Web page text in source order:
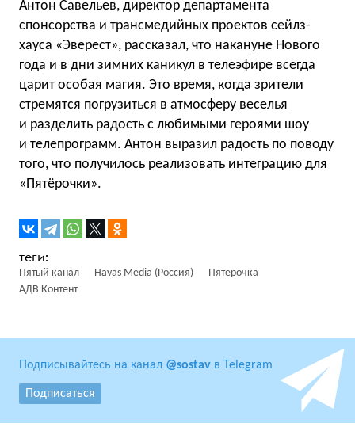
Антон Савельев, директор департамента
спонсорства и трансмедийных проектов сейлз-
хауса «Эверест», рассказал, что накануне Нового
года и в дни зимних каникул в телеэфире всегда
царит особая магия. Это время, когда зрители
стремятся погрузиться в атмосферу веселья
и разделить радость с любимыми героями шоу
и телепрограмм. Антон выразил радость по поводу
того, что получилось реализовать интеграцию для
«Пятёрочки».
Пятый канал Havas Media (Россия)
Пятерочка
АДВ Контент
Подписывайтесь на канал @sostav в Telegram
Подписаться